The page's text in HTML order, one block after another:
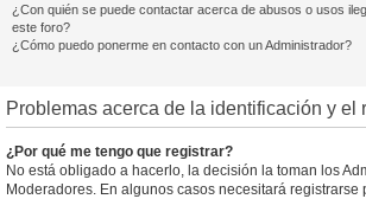
¿Con quién se puede contactar acerca de abusos o usos
este foro?
¿Cómo puedo ponerme en contacto con un Administrador?
Problemas acerca de la identificación y el
¿Por qué me tengo que registrar?
No está obligado a hacerlo, la decisión la toman los
Moderadores. En algunos casos necesitará registrarse